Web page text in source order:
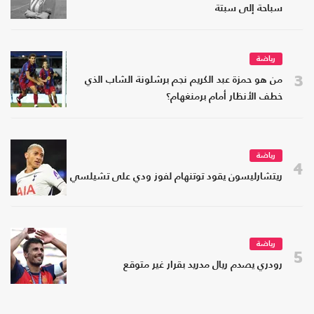
سباحة إلى سبتة
3
رياضة
من هو حمزة عبد الكريم نجم برشلونة الشاب الذي
خطف الأنظار أمام برمنغهام؟
4
رياضة
ريتشارليسون يقود توتنهام لفوز ودي على تشيلسي
5
رياضة
رودري يصدم ريال مدريد بقرار غير متوقع